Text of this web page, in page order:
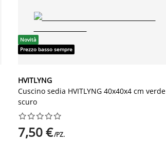
Novità
Prezzo basso sempre
HVITLYNG
Cuscino sedia HVITLYNG 40x40x4 cm verde
scuro






7,50 €/PZ.